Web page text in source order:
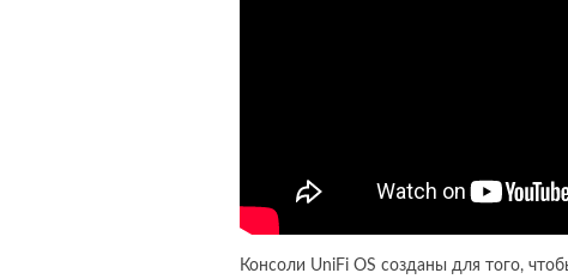
Консоли UniFi OS созданы для того,